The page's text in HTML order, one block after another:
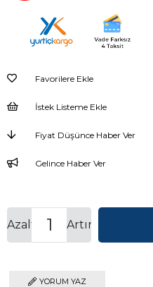
İndirim
Favorilere Ekle
İstek Listeme Ekle
Fiyat Düşünce Haber Ver
Gelince Haber Ver
Artır
Azalt
YORUM YAZ